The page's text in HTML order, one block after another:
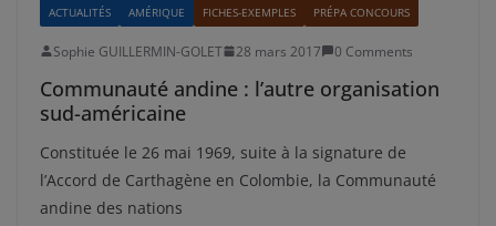
ACTUALITÉS AMÉRIQUE FICHES-EXEMPLES PRÉPA CONCOURS
Sophie GUILLERMIN-GOLET 28 mars 2017 0 Comments
Communauté andine : l’autre organisation
sud-américaine
Constituée le 26 mai 1969, suite à la signature de
l’Accord de Carthagène en Colombie, la Communauté
andine des nations